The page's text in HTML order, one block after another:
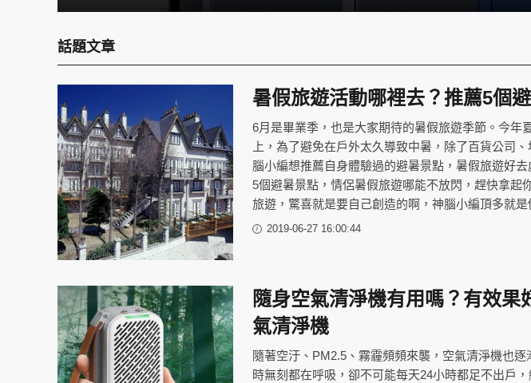
話題文章
暑假旅遊活動哪裡去？推薦5個
6月是畢業季，也是大家期待的暑假旅遊季節。今年
上，為了避免在戶外太久導致中暑，除了百貨公司
腦小編想推薦自身體驗過的避暑景點，暑假旅遊好
5個避暑景點，情侶暑假旅遊哪能不放閃，趕快拿起
旅遊，驚喜就是要自己創造的啊，神腦小編頂多就
2019-06-27 16:00:44
隨身空氣清淨機有用嗎？有效
氣清淨機
隨著空汙、PM2.5、霧霾頻頻來襲，空氣清淨機也
時無刻都在呼吸，卻不可能每天24小時都足不出戶